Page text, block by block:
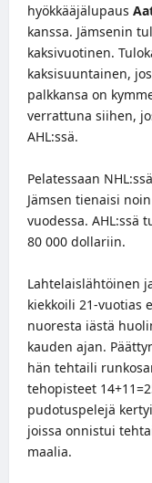
hyökkääjälupaus
kanssa. Jämsenin
kaksivuotinen.
kaksisuuntainen,
palkkansa on
verrattuna siihen,
AHL:ssä.
Pelatessaan
Jämsen tienaisi
vuodessa. AHL:ssä
80 000 dollariin.
Lahtelaislähtöinen
kiekkoili 21-vuotias
nuoresta iästä
kauden ajan.
hän tehtaili
tehopisteet
pudotuspelejä
joissa onnistui
maalia.